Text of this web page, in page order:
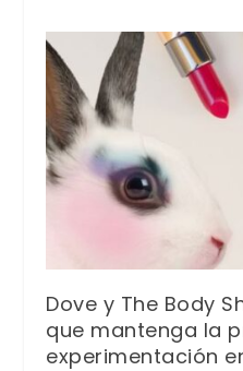
Dove y The Body
que mantenga la
experimentación